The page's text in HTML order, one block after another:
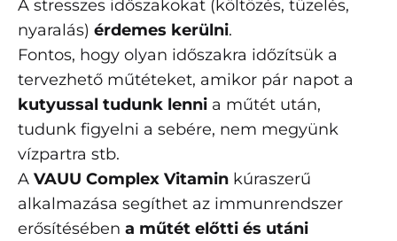
A stresszes időszakokat (költözés, tüzelés,
nyaralás) érdemes kerülni.
Fontos, hogy olyan időszakra időzítsük a
tervezhető műtéteket, amikor pár napot a
kutyussal tudunk lenni a műtét után,
tudunk figyelni a sebére, nem megyünk
vízpartra stb.
A VAUU Complex Vitamin kúraszerű
alkalmazása segíthet az immunrendszer
erősítésében a műtét előtti és utáni